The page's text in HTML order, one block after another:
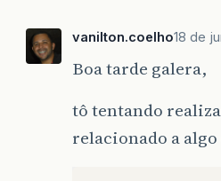
vanilton.coelho18 de
Boa tarde galera,
tô tentando
relacionado a